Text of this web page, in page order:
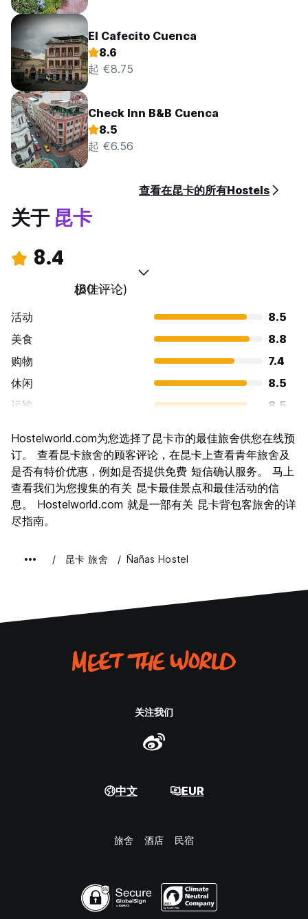
El Cafecito Cuenca
8.6
起 €8.75
Check Inn B&B Cuenca
8.5
起 €6.56
查看在昆卡的所有Hostels
关于 昆卡
8.4
极佳
(80 评论)
活动
8.5
美食
8.8
购物
7.4
休闲
8.5
运输
8.5
文化
9.1
夜生活
7.4
物有所值
8.7
Hostelworld.com为您选择了昆卡市的最佳旅舍供您在线预
订。 查看昆卡旅舍的顾客评论，在昆卡上查看青年旅舍及
是否有特价优惠，例如是否提供免费 短信确认服务。 马上
查看我们为您搜集的有关 昆卡最佳景点和最佳活动的信
息。 Hostelworld.com 就是一部有关 昆卡背包客旅舍的详
尽指南。
昆卡 旅舍 Ñañas Hostel
关注我们
中文 EUR
旅舍 酒店 民宿